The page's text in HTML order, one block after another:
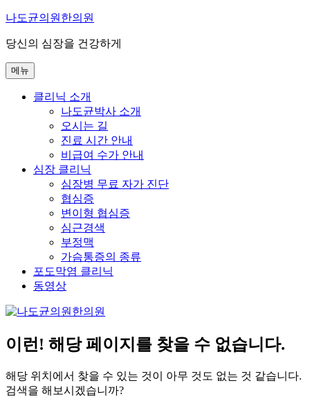
콘
츠
로
바
나도균의원한의원
당신의 심장을 건강하게
메뉴
클리닉 소개
나도균박사 소개
오시는 길
진료 시간 안내
비급여 수가 안내
심장 클리닉
심장병 무료 자가 진단
협심증
변이형 협심증
심근경색
부정맥
가슴통증의 종류
포도막염 클리닉
동영상
이런! 해당 페이지를 찾을 수 없습니다.
해당 위치에서 찾을 수 있는 것이 아무 것도 없는 것 같습니다.
검색을 해보시겠습니까?